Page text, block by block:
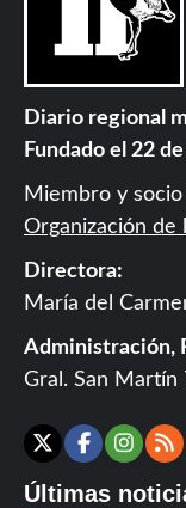
Diario regional
Fundado el 22
Miembro y
Organización de
Directora:
María del
Administración,
Gral. San Martín
X
Últimas